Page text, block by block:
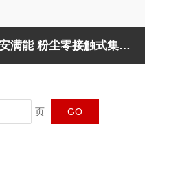
AMANO/安满能 粉尘零接触式集尘机TFP
页